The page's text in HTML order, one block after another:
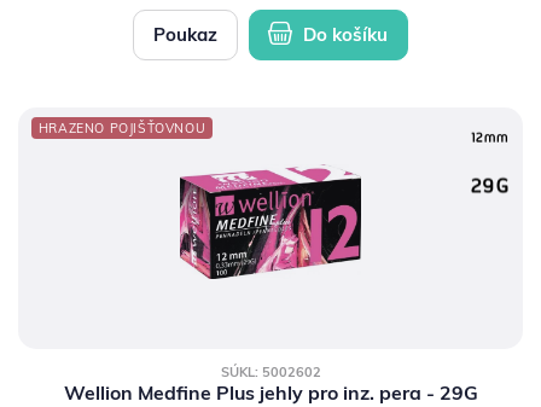
Poukaz Do košíku
HRAZENO POJIŠŤOVNOU
SÚKL: 5002602
Wellion Medfine Plus jehly pro inz. pera - 29G